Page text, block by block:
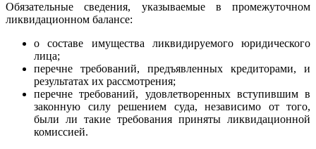
Обязательные сведения, указываемые в промежуточном
ликвидационном балансе:
о составе имущества ликвидируемого юридического
лица;
перечне требований, предъявленных кредиторами, и
результатах их рассмотрения;
перечне требований, удовлетворенных вступившим в
законную силу решением суда, независимо от того,
были ли такие требования приняты ликвидационной
комиссией.